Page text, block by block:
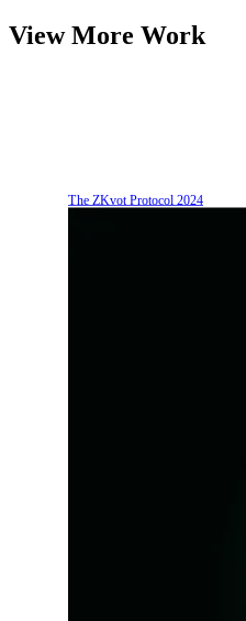
View More Work
The ZKvot Protocol 2024